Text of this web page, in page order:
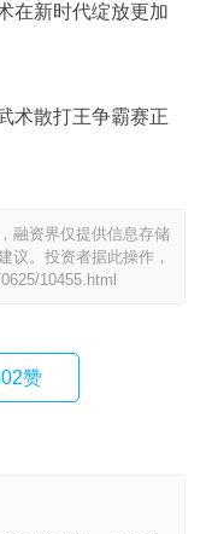
在新时代绽放更加
术散打王争霸赛正
融资界仅提供信息存储
议。投资者据此操作，
10455.html
赞